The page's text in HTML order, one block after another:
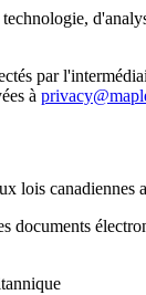
par
à
lois
documents